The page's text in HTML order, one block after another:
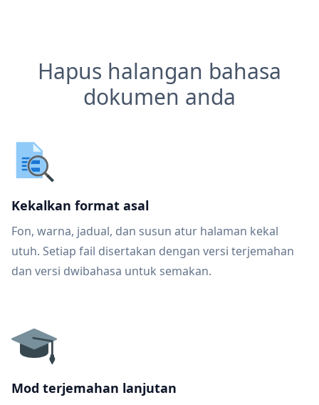
Hapus halangan bahasa
dokumen anda
Kekalkan format asal
Fon, warna, jadual, dan susun atur halaman kekal
utuh. Setiap fail disertakan dengan versi terjemahan
dan versi dwibahasa untuk semakan.
Mod terjemahan lanjutan